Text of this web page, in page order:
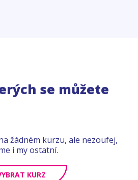
se můžete
žádném kurzu, ale nezoufej,
i my ostatní.
KURZ